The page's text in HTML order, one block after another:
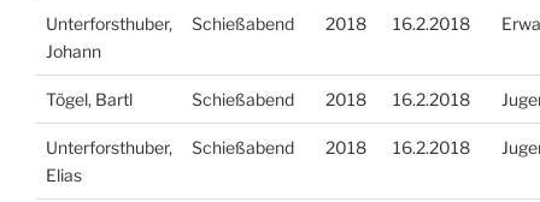
Unterforsthuber,
Johann
Schießabend 2018 16.2.2018
Tögel, Bartl Schießabend 2018 16.2.2018
Unterforsthuber,
Elias
Schießabend 2018 16.2.2018